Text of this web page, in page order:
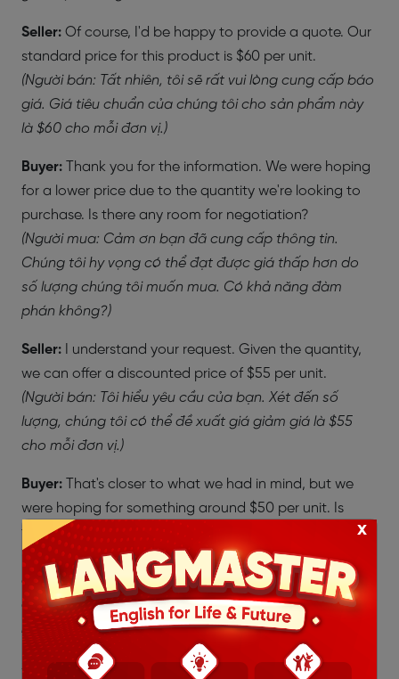
Seller: Of course, I'd be happy to provide a quote. Our
standard price for this product is $60 per unit.
(Người bán: Tất nhiên, tôi sẽ rất vui lòng cung cấp báo
giá. Giá tiêu chuẩn của chúng tôi cho sản phẩm này
là $60 cho mỗi đơn vị.)
Buyer:
Thank you for the information. We were hoping
for a lower price due to the quantity we're looking to
purchase. Is there any room for negotiation?
(Người mua: Cảm ơn bạn đã cung cấp thông tin.
Chúng tôi hy vọng có thể đạt được giá thấp hơn do
số lượng chúng tôi muốn mua. Có khả năng đàm
phán không?)
Seller: I understand your request. Given the quantity,
we can offer a discounted price of $55 per unit.
(Người bán: Tôi hiểu yêu cầu của bạn. Xét đến số
lượng, chúng tôi có thể đề xuất giá giảm giá là $55
cho mỗi đơn vị.)
Buyer: That's closer to what we had in mind, but we
were hoping for something around $50 per unit. Is
there any way you could meet us halfway?
Người mua: Đó gần với điều chúng tôi đã nghĩ, nhưng
chúng tôi hy vọng có thể đạt được mức giá xung
quanh $50 cho mỗi đơn vị. Có thể gặp giữa đường
không?)
Seller: Let me check with my team. I believe we can
x